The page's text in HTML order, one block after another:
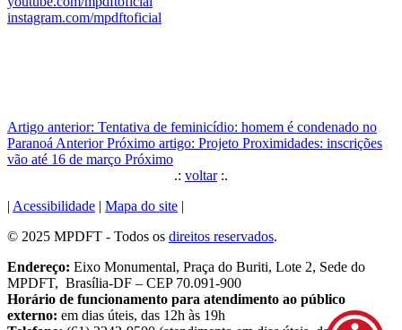
instagram.com/mpdftoficial
Artigo anterior: Tentativa de feminicídio: homem é condenado no
Paranoá Anterior Próximo artigo: Projeto Proximidades: inscrições
vão até 16 de março Próximo
.: voltar:.
| Acessibilidade | Mapa do site |
© 2025 MPDFT - Todos os direitos reservados.
Endereço: Eixo Monumental, Praça do Buriti, Lote 2, Sede do
MPDFT, Brasília-DF – CEP 70.091-900
Horário de funcionamento para atendimento ao público
externo: em dias úteis, das 12h às 19h